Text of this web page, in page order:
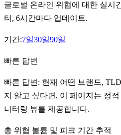
글로벌 온라인 위협에 대한 실시
터, 6시간마다 업데이트.
기간:7일30일90일
빠른 답변
빠른 답변: 현재 어떤 브랜드,
지 알고 싶다면, 이 페이지는 정
니터링 뷰를 제공합니다.
총 위협 볼륨 및 피크 기간 추적